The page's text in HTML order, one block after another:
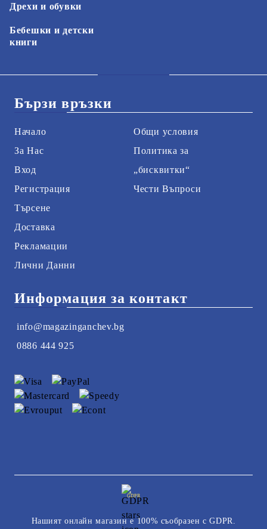
Дрехи и обувки
Бебешки и детски
книги
Бързи връзки
Начало
За Нас
Вход
Регистрация
Търсене
Доставка
Рекламации
Лични Данни
Общи условия
Политика за
„бисквитки“
Чести Въпроси
Информация за контакт
info@magazinganchev.bg
0886 444 925
GDPR
Нашият онлайн магазин е 100% съобразен с GDPR.